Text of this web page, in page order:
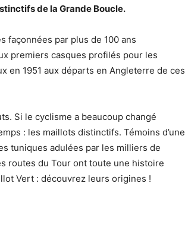
de la Grande Boucle.
façonnées par plus de 100 ans
premiers casques profilés pour les
en 1951 aux départs en Angleterre de ces
Si le cyclisme a beaucoup changé
: les maillots distinctifs. Témoins d’une
tuniques adulées par les milliers de
routes du Tour ont toute une histoire
Vert : découvrez leurs origines !